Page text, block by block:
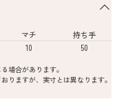
マチ
持ち手
10 50
場合があります。
りますが、実寸とは異なります。